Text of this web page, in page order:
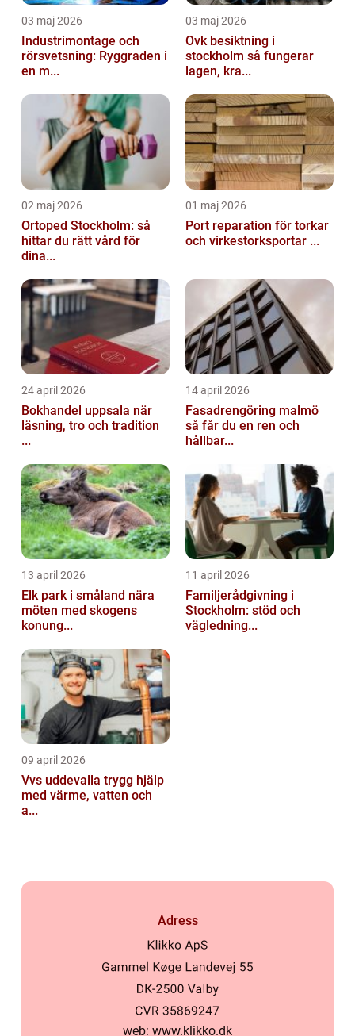
03 maj 2026
Industrimontage och
rörsvetsning: Ryggraden i
en m...
03 maj 2026
Ovk besiktning i
stockholm så fungerar
lagen, kra...
02 maj 2026
Ortoped Stockholm: så
hittar du rätt vård för
dina...
01 maj 2026
Port reparation för torkar
och virkestorksportar ...
24 april 2026
Bokhandel uppsala när
läsning, tro och tradition
...
14 april 2026
Fasadrengöring malmö
så får du en ren och
hållbar...
13 april 2026
Elk park i småland nära
möten med skogens
konung...
11 april 2026
Familjerådgivning i
Stockholm: stöd och
vägledning...
09 april 2026
Vvs uddevalla trygg hjälp
med värme, vatten och
a...
Adress
web: www.klikko.dk